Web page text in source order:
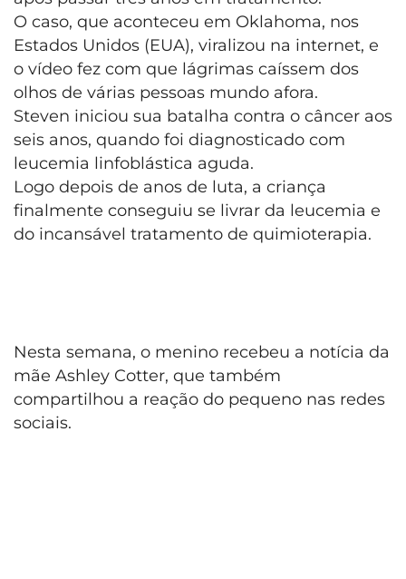
O caso, que aconteceu em Oklahoma, nos
Estados Unidos (EUA), viralizou na internet, e
o vídeo fez com que lágrimas caíssem dos
olhos de várias pessoas mundo afora.
Steven iniciou sua batalha contra o câncer aos
seis anos, quando foi diagnosticado com
leucemia linfoblástica aguda.
Logo depois de anos de luta, a criança
finalmente conseguiu se livrar da leucemia e
do incansável tratamento de quimioterapia.
Nesta semana, o menino recebeu a notícia da
mãe Ashley Cotter, que também
compartilhou a reação do pequeno nas redes
sociais.